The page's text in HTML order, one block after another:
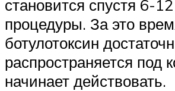
становится спустя 6-
процедуры. За это
ботулотоксин
распространяется под
начинает действовать.